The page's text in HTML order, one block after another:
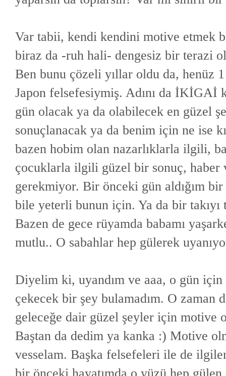
Var tabii, kendi kendini motive etmek
biraz da -ruh hali- dengesiz bir terazi
Ben bunu çözeli yıllar oldu da, henüz
Japon felsefesiymiş. Adını da İKİGAİ
gün olacak ya da olabilecek en güzel
sonuçlanacak ya da benim için ne ise
bazen hobim olan nazarlıklarla ilgili,
çocuklarla ilgili güzel bir sonuç, haber
gerekmiyor. Bir önceki gün aldığım
bile yeterli bunun için. Ya da bir
Bazen de gece rüyamda babamı
mutlu.. O sabahlar hep gülerek
Diyelim ki, uyandım ve aaa, o gün
çekecek bir şey bulamadım. O zaman
geleceğe dair güzel şeyler için motive
Baştan da dedim ya kanka :) Motive
vesselam. Başka felsefeleri ile de